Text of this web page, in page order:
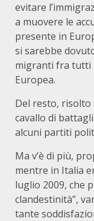
evitare
a muovere le
presente in
si sarebbe
migranti fra tutti
Europea.
Del resto, risolto
cavallo di
alcuni partiti
Ma v’è di più,
mentre in Italia
luglio 2009, che
clandestinità”,
tante